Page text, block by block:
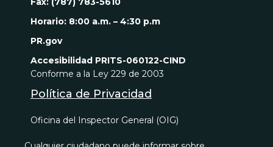
Horario: 8:00 a.m. – 4:30 p.m
PR.gov
Accesibilidad PRITS-060122-CIND
Conforme a la Ley 229 de 2003
Política de Privacidad
Oficina del Inspector General (OIG)